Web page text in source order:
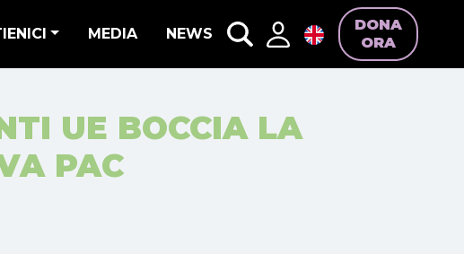
MEDIA NEWS
DONA
ORA
UE BOCCIA LA
PAC